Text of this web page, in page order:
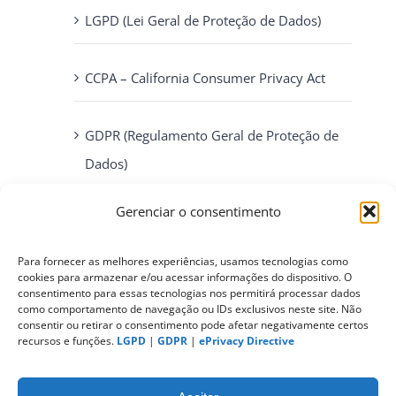
Gerenciar o consentimento
Para fornecer as melhores experiências, usamos tecnologias como
cookies para armazenar e/ou acessar informações do dispositivo. O
consentimento para essas tecnologias nos permitirá processar dados
como comportamento de navegação ou IDs exclusivos neste site. Não
consentir ou retirar o consentimento pode afetar negativamente certos
recursos e funções. LGPD | GDPR | ePrivacy Directive
LGPD (Lei Geral de Proteção de Dados)
CCPA – California Consumer Privacy Act
GDPR (Regulamento Geral de Proteção de
Dados)
ePrivacy Directive (Diretiva ePrivacidade)
PIPEDA (Personal Information Protection
and Electronic Documents Act)
CONTATO